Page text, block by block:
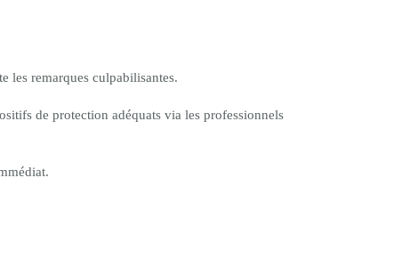
les remarques culpabilisantes.
de protection adéquats via les professionnels